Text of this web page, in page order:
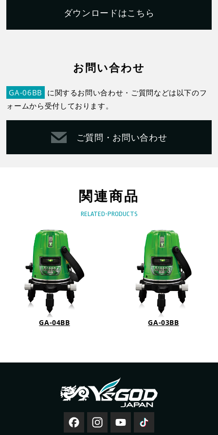
ダウンロードはこちら
お問い合わせ
GA-06BB
に関するお問い合わせ・ご質問などは以下のフ
ォームから受付しております。
ご質問・お問い合わせ
関連商品
RELATED-PRODUCTS
GA-04BB GA-03BB